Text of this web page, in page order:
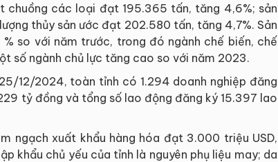
chuồng các loại đạt 195.365 tấn, tăng 4,6%; sản
thủy sản ước đạt 202.580 tấn, tăng 4,7%. Sản
so với năm trước, trong đó ngành chế biến, chế
số ngành chủ lực tăng cao so với năm 2023.
12/2024, toàn tỉnh có 1.294 doanh nghiệp đăng
tỷ đồng và tổng số lao động đăng ký 15.397 lao
ngạch xuất khẩu hàng hóa đạt 3.000 triệu USD,
khẩu chủ yếu của tỉnh là nguyên phụ liệu may; da